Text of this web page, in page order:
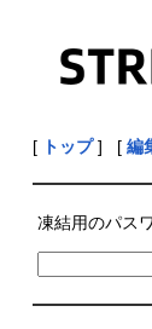
[ トップ] [ 編
凍結用のパス